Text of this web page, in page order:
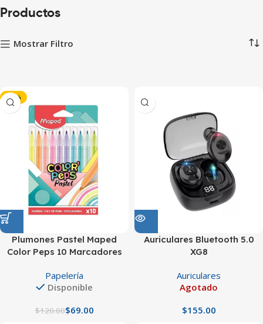
Productos
Mostrar Filtro
-43%
Plumones Pastel Maped
Color Peps 10 Marcadores
Papelería
Disponible
$120.00$69.00
Auriculares Bluetooth 5.0
XG8
Auriculares
Agotado
$